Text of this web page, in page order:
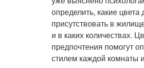
определить, какие
присутствовать в
и в каких количествах.
предпочтения помогут
стилем каждой комнаты